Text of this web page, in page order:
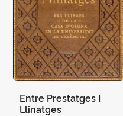
Entre Prestatges I
Llinatges